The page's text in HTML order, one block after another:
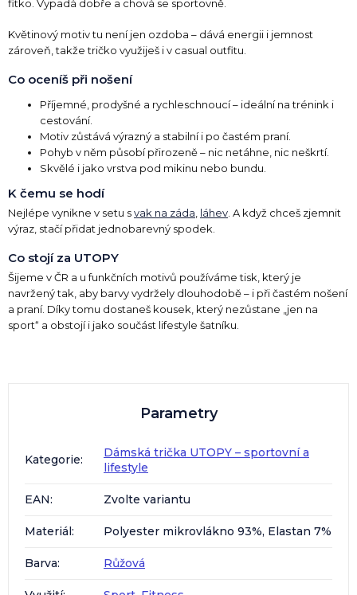
fitko. Vypadá dobře a chová se sportovně.
Květinový motiv tu není jen ozdoba – dává energii i jemnost
zároveň, takže tričko využiješ i v casual outfitu.
Co oceníš při nošení
Příjemné, prodyšné a rychleschnoucí – ideální na trénink i
cestování.
Motiv zůstává výrazný a stabilní i po častém praní.
Pohyb v něm působí přirozeně – nic netáhne, nic neškrtí.
Skvělé i jako vrstva pod mikinu nebo bundu.
K čemu se hodí
Nejlépe vynikne v setu svak na záda láhev . A když chceš zjemnit
výraz, stačí přidat jednobarevný spodek.
Co stojí za UTOPY
Šijeme v ČR a u funkčních motivů používáme tisk, který je
navržený tak, aby barvy vydržely dlouhodobě – i při častém nošení
a praní. Díky tomu dostaneš kousek, který nezůstane „jen na
sport“ a obstojí i jako součást lifestyle šatníku.
Parametry
Kategorie:
Dámská trička UTOPY – sportovní a
lifestyle
EAN: Zvolte variantu
Materiál: Polyester mikrovlákno 93%, Elastan 7%
Barva: Růžová